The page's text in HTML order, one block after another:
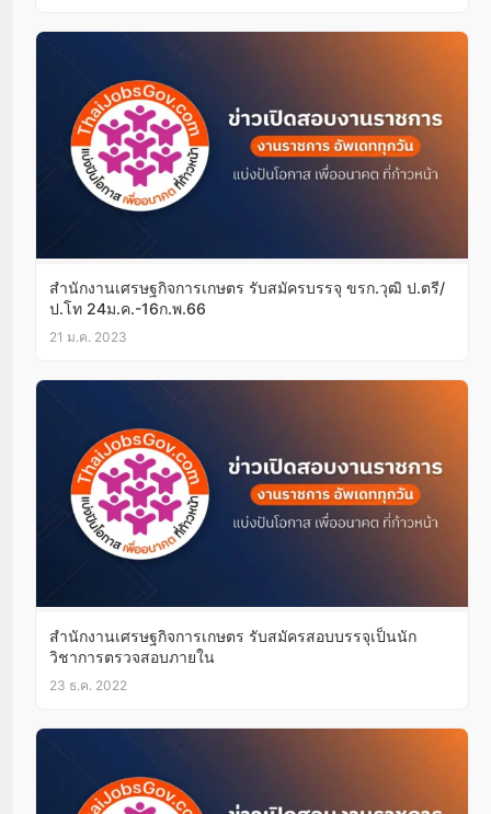
สำนักงานเศรษฐกิจการเกษตร รับสมัครบรรจุ ขรก.วุฒิ ป.ตรี/
ป.โท 24ม.ค.-16ก.พ.66
21 ม.ค. 2023
สำนักงานเศรษฐกิจการเกษตร รับสมัครสอบบรรจุเป็นนัก
วิชาการตรวจสอบภายใน
23 ธ.ค. 2022